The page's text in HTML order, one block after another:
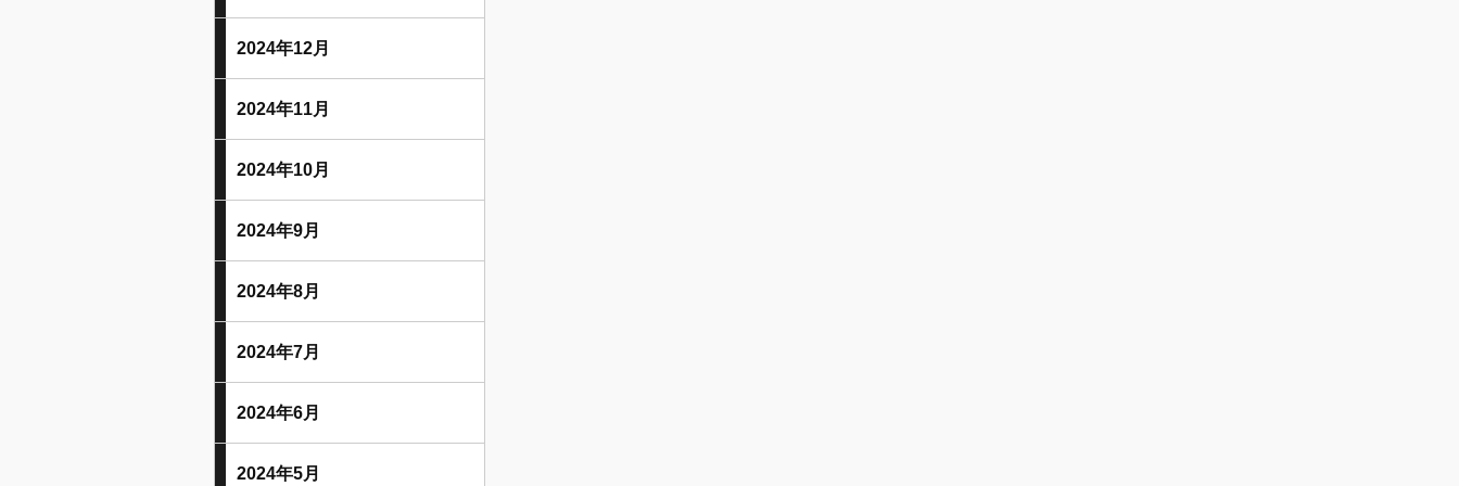
2024年12月
2024年11月
2024年10月
2024年9月
2024年8月
2024年7月
2024年6月
2024年5月